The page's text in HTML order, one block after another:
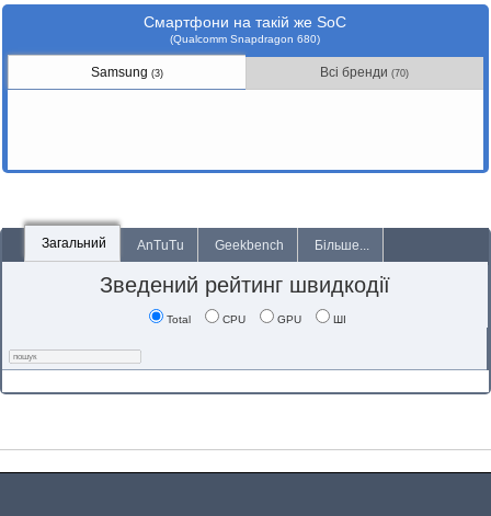
Смартфони на такій же SoC
(Qualcomm Snapdragon 680)
Samsung (3) Всі бренди(70)
Загальний AnTuTu Geekbench Більше...
Зведений рейтинг швидкодії
Total CPU GPU ШІ